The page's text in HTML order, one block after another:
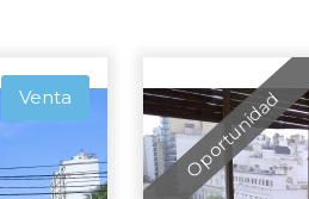
Venta Oportunidad